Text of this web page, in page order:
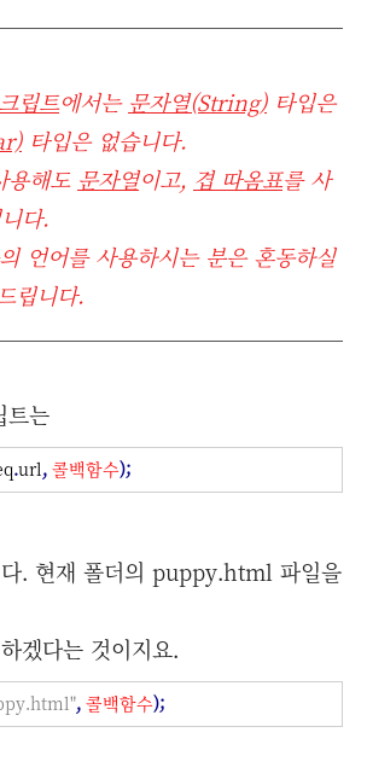
립트에서는 문자열(String)타입은
타입은 없습니다.
용해도 문자열이고, 겹 따옴표를 사
다.
언어를 사용하시는 분은 혼동하실
립니다.
트는
.url, 콜백함수);
다. 현재 폴더의 puppy.html 파일을
겠다는 것이지요.
, 콜백함수);